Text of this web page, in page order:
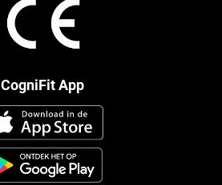
CogniFit App